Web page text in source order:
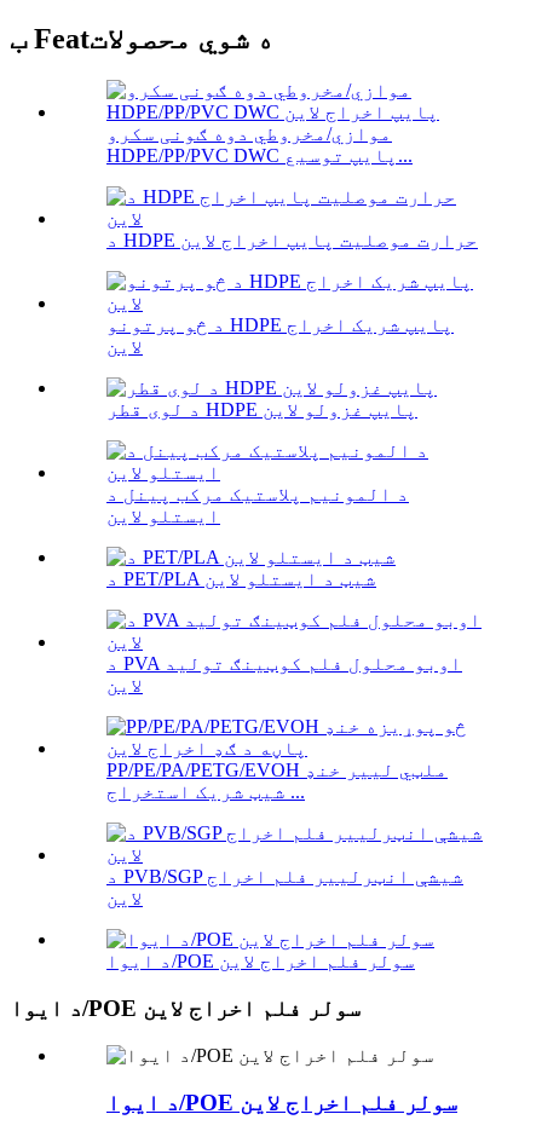
ب Featه شوي محصولات
موازي/مخروطي دوه ګونی سکرو
HDPE/PP/PVC DWC پایپ توسیع...
د HDPE حرارت موصلیت پایپ اخراج لاین
د څو پرتونو HDPE پایپ شریک اخراج
لاین
د لوی قطر HDPE پایپ غزولو لاین
د المونیم پلاستیک مرکب پینل د
ایستلو لاین
د PET/PLA شیټ د ایستلو لاین
د PVA اوبو محلول فلم کوټینګ تولید
لاین
PP/PE/PA/PETG/EVOH ملټي لییر خنډ
شیټ شریک استخراج ...
د PVB/SGP شیشې انټرلییر فلم اخراج
لاین
د ایوا/POE سولر فلم اخراج لاین
د ایوا/POE سولر فلم اخراج لاین
د ایوا/POE سولر فلم اخراج لاین